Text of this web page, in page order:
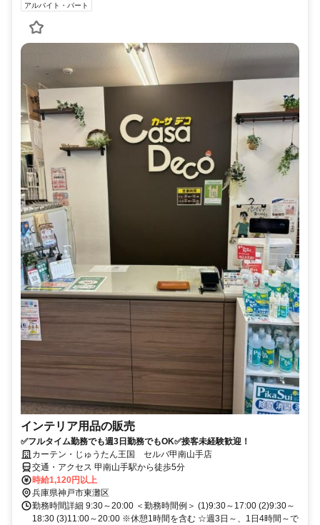
アルバイト・パート
インテリア用品の販売
✅フルタイム勤務でも週3日勤務でもOK✅接客未経験歓迎！
カーテン・じゅうたん王国 セルバ甲南山手店
交通・アクセス 甲南山手駅から徒歩5分
時給1,120円以上
兵庫県神戸市東灘区
勤務時間詳細 9:30～20:00 ＜勤務時間例＞ (1)9:30～17:00 (2)9:30～
18:30 (3)11:00～20:00 ※休憩1時間を含む ☆週3日～、1日4時間～で